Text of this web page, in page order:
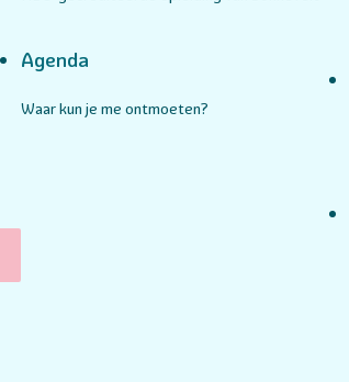
Agenda
Waar kun je me ontmoeten?